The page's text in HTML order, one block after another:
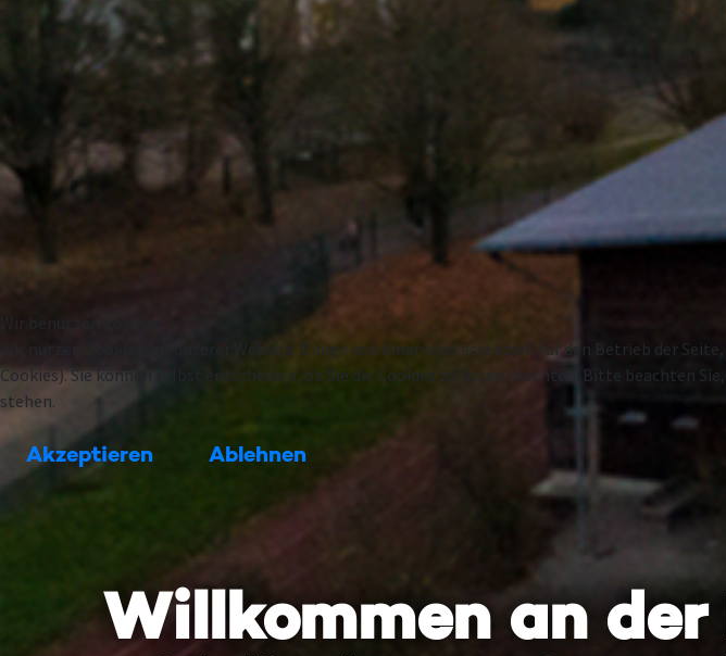
Willkommen an
Wir benutzen Cookies
Wir nutzen Cookies auf unserer Website. Einige von ihnen sind essenziell für den Betrieb der
Cookies). Sie können selbst entscheiden, ob Sie die Cookies zulassen möchten. Bitte beachten
stehen.
Akzeptieren Ablehnen